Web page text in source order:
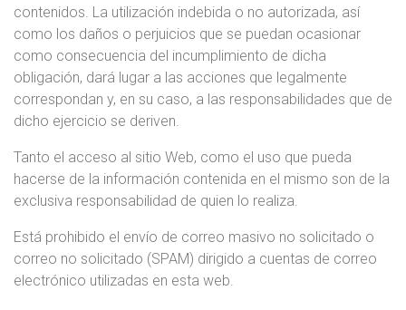
contenidos. La utilización indebida o no autorizada, así
como los daños o perjuicios que se puedan ocasionar
como consecuencia del incumplimiento de dicha
obligación, dará lugar a las acciones que legalmente
correspondan y, en su caso, a las responsabilidades que de
dicho ejercicio se deriven.
Tanto el acceso al sitio Web, como el uso que pueda
hacerse de la información contenida en el mismo son de la
exclusiva responsabilidad de quien lo realiza.
Está prohibido el envío de correo masivo no solicitado o
correo no solicitado (SPAM) dirigido a cuentas de correo
electrónico utilizadas en esta web.